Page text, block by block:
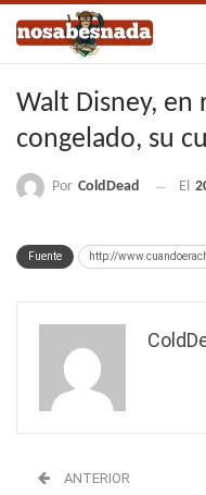
Walt Disney, en
congelado, su
Por ColdDead El
Fuente http://
ANTERIOR